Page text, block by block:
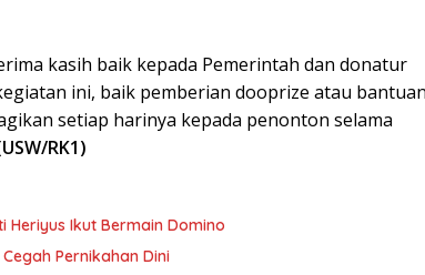
kasih baik kepada Pemerintah dan donatur
ini, baik pemberian dooprize atau bantuan
setiap harinya kepada penonton selama
RK1)
Heriyus Ikut Bermain Domino
Pernikahan Dini